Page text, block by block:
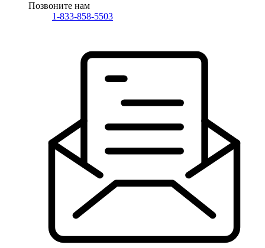
Позвоните нам
1-833-858-5503